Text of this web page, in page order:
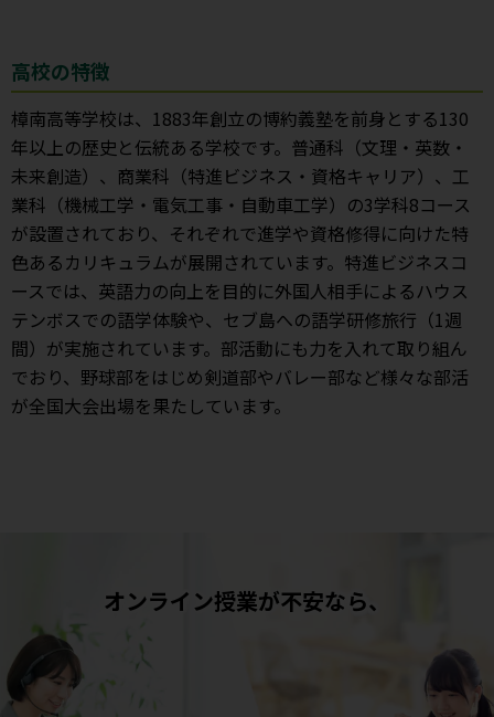
高校の特徴
樟南高等学校は、1883年創立の博約義塾を前身とする130
年以上の歴史と伝統ある学校です。普通科（文理・英数・
未来創造）、商業科（特進ビジネス・資格キャリア）、工
業科（機械工学・電気工事・自動車工学）の3学科8コース
が設置されており、それぞれで進学や資格修得に向けた特
色あるカリキュラムが展開されています。特進ビジネスコ
ースでは、英語力の向上を目的に外国人相手によるハウス
テンボスでの語学体験や、セブ島への語学研修旅行（1週
間）が実施されています。部活動にも力を入れて取り組ん
でおり、野球部をはじめ剣道部やバレー部など様々な部活
が全国大会出場を果たしています。
オンライン授業が不安なら、